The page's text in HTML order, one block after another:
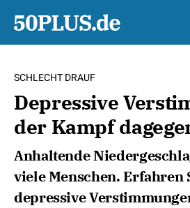
SCHLECHT DRAUF
Depressive
der Kampf
Anhaltende
viele Menschen. Erfahren
depressive